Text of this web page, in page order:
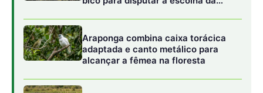
inundações históricas na capital, Rio Branco, na década
de 2010. Nesse contexto, o estado desenvolveu uma
coordenação efetiva entre a Defesa Civil e a Secretaria
Estadual do Meio Ambiente, utilizando dados
intensivamente. “Esse caso nos ensina que é possível
criar novos padrões de coordenação estadual e planejar